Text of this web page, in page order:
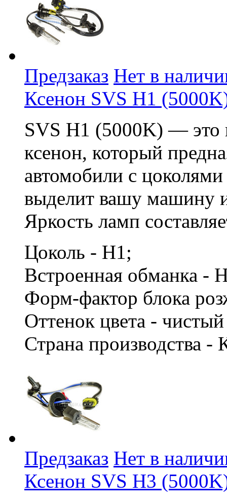
Предзаказ Нет в
Ксенон SVS H1
SVS H1 (5000K) — это
ксенон, который
автомобили с
выделит вашу машину
Яркость ламп
Цоколь - H1;
Встроенная обманка -
Форм-фактор блока
Оттенок цвета -
Страна производства -
Предзаказ Нет в
Ксенон SVS H3